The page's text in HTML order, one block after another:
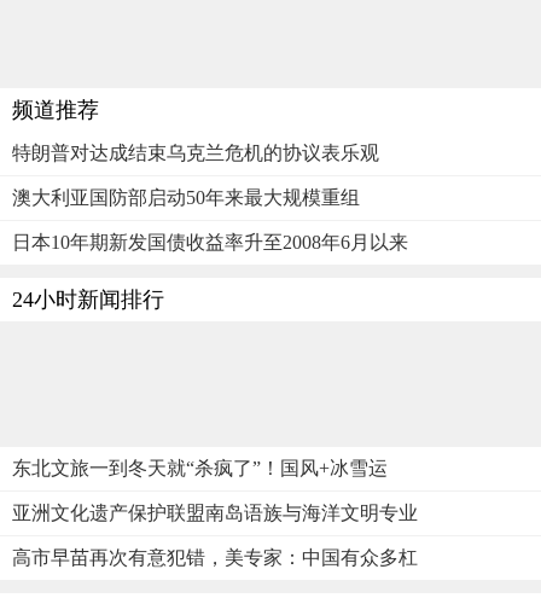
频道推荐
特朗普对达成结束乌克兰危机的协议表乐观
澳大利亚国防部启动50年来最大规模重组
日本10年期新发国债收益率升至2008年6月以来
24小时新闻排行
东北文旅一到冬天就“杀疯了”！国风+冰雪运
亚洲文化遗产保护联盟南岛语族与海洋文明专业
高市早苗再次有意犯错，美专家：中国有众多杠